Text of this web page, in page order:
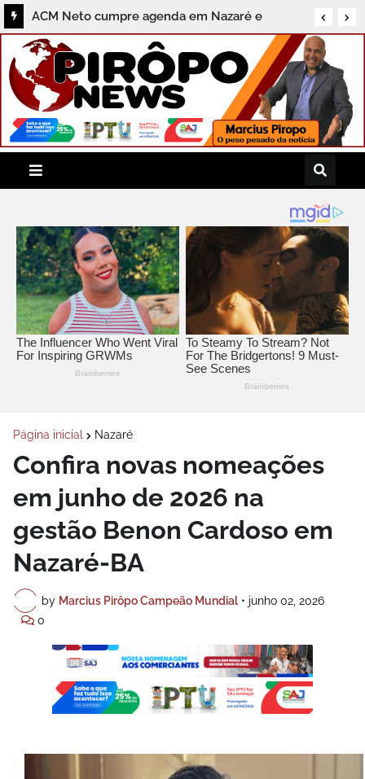
ACM Neto cumpre agenda em Nazaré e
destaca compromissos com a região do
Recôncavo durante coletiva ao Pirôpo News
Página inicial Nazaré
Confira novas nomeações
em junho de 2026 na
gestão Benon Cardoso em
Nazaré-BA
by Marcius Pirôpo Campeão Mundial • junho 02, 2026
0